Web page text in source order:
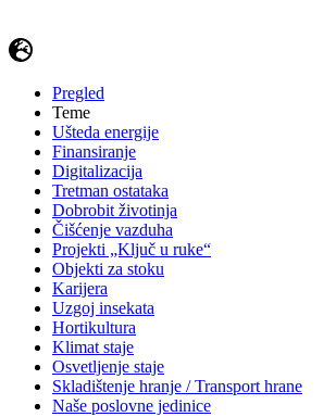
Pregled
Teme
Ušteda energije
Finansiranje
Digitalizacija
Tretman ostataka
Dobrobit životinja
Čišćenje vazduha
Projekti „Ključ u ruke“
Objekti za stoku
Karijera
Uzgoj insekata
Hortikultura
Klimat staje
Osvetljenje staje
Skladištenje hranje / Transport hrane
Naše poslovne jedinice